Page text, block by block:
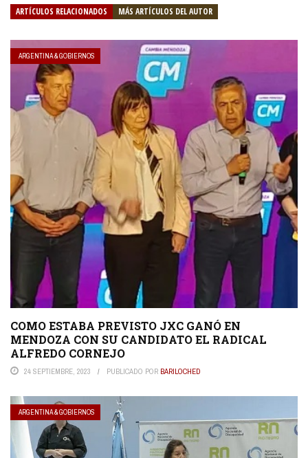
ARTÍCULOS RELACIONADOS MÁS ARTÍCULOS DEL AUTOR
ARGENTINA & GOBIERNOS
COMO ESTABA PREVISTO JXC GANÓ EN
MENDOZA CON SU CANDIDATO EL RADICAL
ALFREDO CORNEJO
24 SEPTIEMBRE, 2023 PUBLICADO POR BARILOCHED
ARGENTINA & GOBIERNOS